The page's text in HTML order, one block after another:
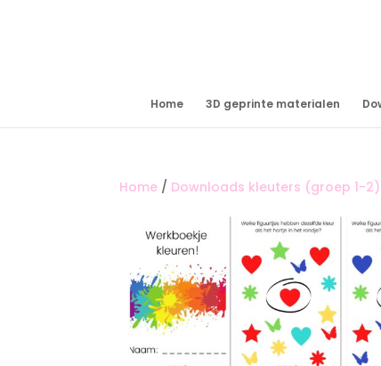
Home 3D geprinte materialen
Home / Downloads kleuters (groep 1-2)